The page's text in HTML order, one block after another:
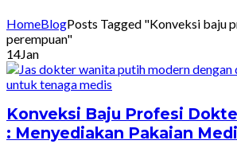
HomeBlogPosts Tagged "Konveksi baju
perempuan"
14Jan
Konveksi Baju Profesi
: Menyediakan Pakaian